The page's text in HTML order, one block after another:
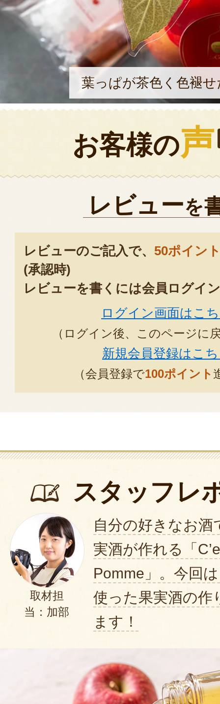
葉っぱが茶色く色褪
お客様の声
レビューを
レビューのご記入で、 50ポイン
(承認時)
レビューを書くには会員ログイ
ログイン画面はこ
（ログイン後、このページに
新規会員登録はこ
（会員登録で100ポイント
スタッフレ
取材担
当：加部
自分の好きなお酒
実酒が作れる「
Pomme」。今回
使った果実酒の作
ます！